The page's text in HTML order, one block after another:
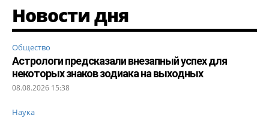
Новости дня
Общество
Астрологи предсказали внезапный успех для
некоторых знаков зодиака на выходных
08.08.2026 15:38
Наука